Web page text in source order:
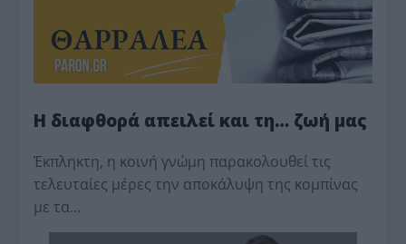
Η διαφθορά απειλεί και τη… ζωή μας
Έκπληκτη, η κοινή γνώμη παρακολουθεί τις
τελευταίες μέρες την αποκάλυψη της κο­μπίνας
με τα…